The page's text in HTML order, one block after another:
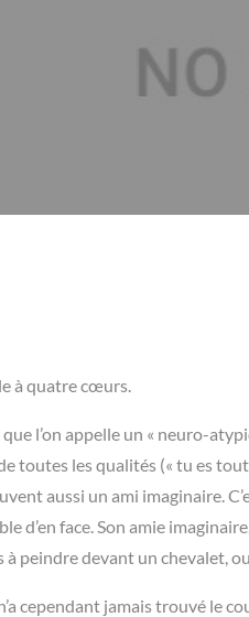
à quatre cœurs.
l’on appelle un « neuro-
toutes les qualités (« tu es
aussi un ami imaginaire.
d’en face. Son amie
à peindre devant un chevalet,
cependant jamais trouvé le